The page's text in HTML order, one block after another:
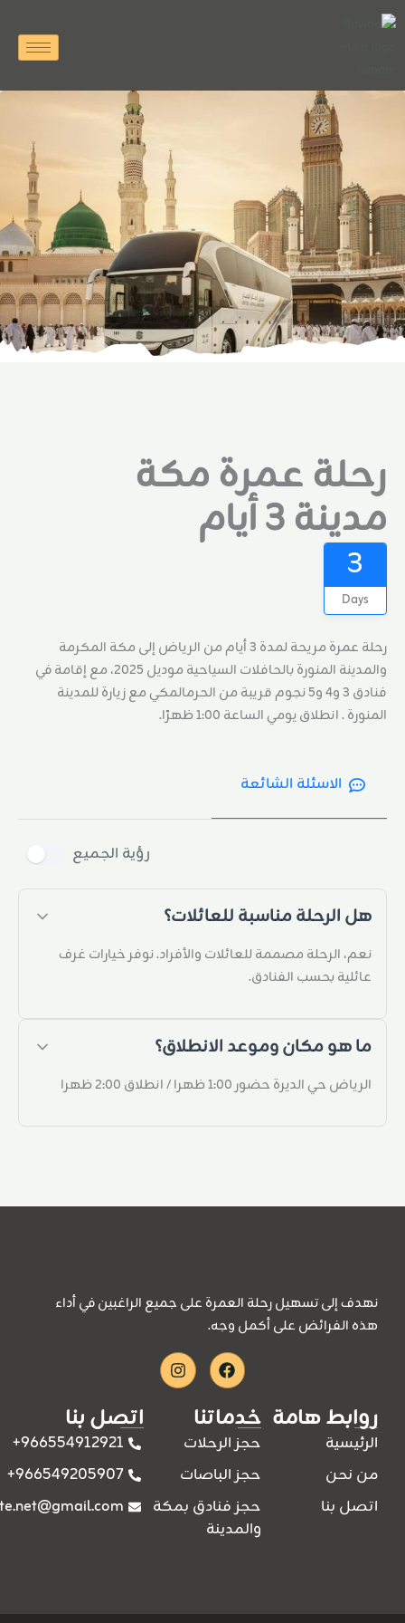
عمرة مكة
أيام
رحلة عمرة مريحة لمدة 3 أيام من الرياض إلى مكة المكرمة
والمدينة المنورة بالحافلات السياحية موديل 2025، مع إقامة في
فنادق 3 و4 و5 نجوم قريبة من الحرمالمكي مع زيارة للمدينة
يومي الساعة 1:00 ظهرًا.
الاسئلة الشائعة
رؤية الجميع
مناسبة للعائلات؟
الرحلة مصممة للعائلات والأفراد. نوفر خيارات غرف
بحسب الفنادق.
مكان وموعد الانطلاق؟
الديرة حضور 1:00 ظهرا / انطلاق 2:00 ظهرا
تسهيل رحلة العمرة على جميع الراغبين في أداء
على أكمل وجه.
Facebook
Instagram
هامة خدماتنا
حجز الرحلات
حجز الباصات
حجز فنادق بمكة
اتصل بنا
966554912921+
966549205907+
rawda.site.net@gmail.com